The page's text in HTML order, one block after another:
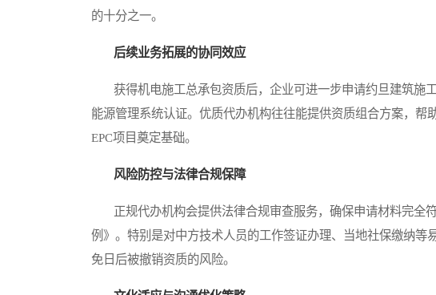
的十分之一。
后续业务拓展的协同效应
获得机电施工总承包资质后，企业可进一步申请约旦建筑施
能源管理系统认证。优质代办机构往往能提供资质组合方案，帮
EPC项目奠定基础。
风险防控与法律合规保障
正规代办机构会提供法律合规审查服务，确保申请材料完全
例》。特别是对中方技术人员的工作签证办理、当地社保缴纳等
免日后被撤销资质的风险。